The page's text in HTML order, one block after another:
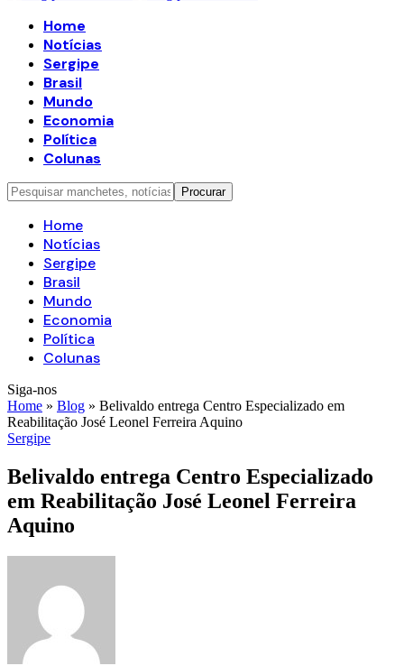
Home
Notícias
Sergipe
Brasil
Mundo
Economia
Política
Colunas
Home
Notícias
Sergipe
Brasil
Mundo
Economia
Política
Colunas
Siga-nos
Home » Blog » Belivaldo entrega Centro Especializado em
Reabilitação José Leonel Ferreira Aquino
Sergipe
Belivaldo entrega Centro Especializado
em Reabilitação José Leonel Ferreira
Aquino